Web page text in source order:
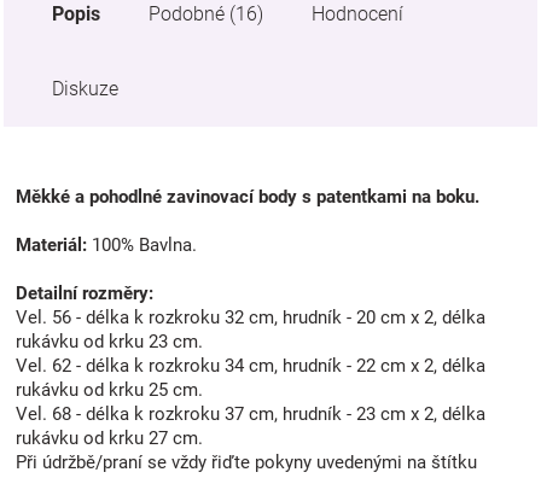
Popis Podobné (16) Hodnocení
Diskuze
Měkké a pohodlné zavinovací body s patentkami na boku.
Materiál: 100% Bavlna.
Detailní rozměry:
Vel. 56 - délka k rozkroku 32 cm, hrudník - 20 cm x 2, délka
rukávku od krku 23 cm.
Vel. 62 - délka k rozkroku 34 cm, hrudník - 22 cm x 2, délka
rukávku od krku 25 cm.
Vel. 68 - délka k rozkroku 37 cm, hrudník - 23 cm x 2, délka
rukávku od krku 27 cm.
Při údržbě/praní se vždy řiďte pokyny uvedenými na štítku